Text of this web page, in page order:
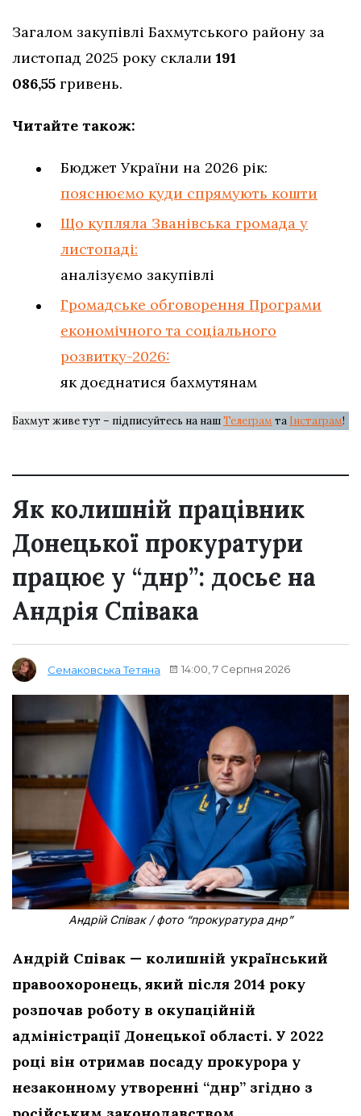
Загалом закупівлі Бахмутського району за
листопад 2025 року склали 191
086,55 гривень.
Читайте також:
Бюджет України на 2026 рік:
пояснюємо куди спрямують кошти
Що купляла Званівська громада у
листопаді:
аналізуємо закупівлі
Громадське обговорення Програми
економічного та соціального
розвитку-2026:
як доєднатися бахмутянам
Бахмут живе тут – підписуйтесь на нашТелеграм та Інстаграм!
Як колишній працівник
Донецької прокуратури
працює у “днр”: досьє на
Андрія Співака
Семаковська Тетяна 14:00, 7 Серпня 2026
Андрій Співак / фото “прокуратура днр”
Андрій Співак — колишній український
правоохоронець, який після 2014 року
розпочав роботу в окупаційній
адміністрації Донецької області. У 2022
році він отримав посаду прокурора у
незаконному утворенні “днр” згідно з